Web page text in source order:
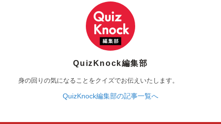
QuizKnock編集部
身の回りの気になることをクイズでお伝えいたします。
QuizKnock編集部の記事一覧へ